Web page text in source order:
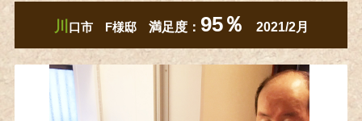
川 口市 F様邸 満足度： 95％ 2021/2月